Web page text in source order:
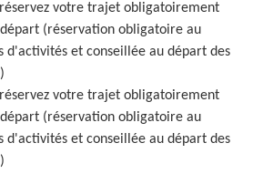
votre trajet obligatoirement
(réservation obligatoire au
d'activités et conseillée au départ des
votre trajet obligatoirement
(réservation obligatoire au
d'activités et conseillée au départ des